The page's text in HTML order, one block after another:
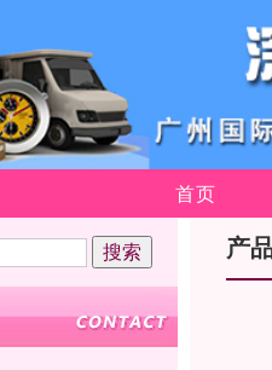
首页
产